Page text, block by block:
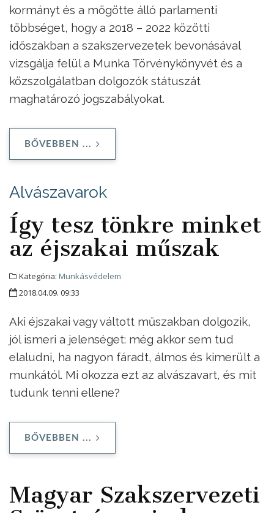
kormányt és a mögötte álló parlamenti
többséget, hogy a 2018 – 2022 közötti
időszakban a szakszervezetek bevonásával
vizsgálja felül a Munka Törvénykönyvét és a
közszolgálatban dolgozók státuszát
maghatározó jogszabályokat.
BŐVEBBEN ...
Alvászavarok
Így tesz tönkre minket
az éjszakai műszak
Kategória: Munkásvédelem
2018.04.09. 09:33
Aki éjszakai vagy váltott műszakban dolgozik,
jól ismeri a jelenséget: még akkor sem tud
elaludni, ha nagyon fáradt, álmos és kimerült a
munkától. Mi okozza ezt az alvászavart, és mit
tudunk tenni ellene?
BŐVEBBEN ...
Magyar Szakszervezeti